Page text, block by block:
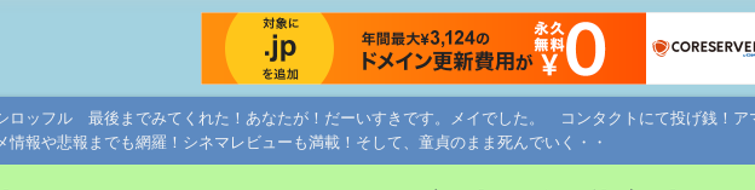
ロッフル 最後までみてくれた！あなたが！だーいすきです。メイでした。 コンタクトにて投げ銭！
情報や悲報までも網羅！シネマレビューも満載！そして、童貞のまま死んでいく・・